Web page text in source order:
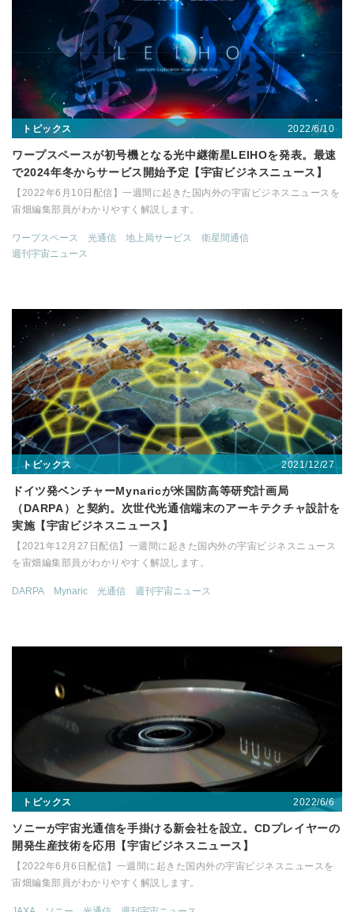
トピックス 2022/6/10
ワープスペースが初号機となる光中継衛星LEIHOを発表。最速
で2024年冬からサービス開始予定【宇宙ビジネスニュース】
【2022年6月10日配信】一週間に起きた国内外の宇宙ビジネスニュースを
宙畑編集部員がわかりやすく解説します。
ワープスペース 光通信 地上局サービス
衛星間通信
週刊宇宙ニュース
トピックス 2021/12/27
ドイツ発ベンチャーMynaricが米国防高等研究計画局
（DARPA）と契約。次世代光通信端末のアーキテクチャ設計を
実施【宇宙ビジネスニュース】
【2021年12月27日配信】一週間に起きた国内外の宇宙ビジネスニュース
を宙畑編集部員がわかりやすく解説します。
DARPA Mynaric 光通信 週刊宇宙ニュース
トピックス 2022/6/6
ソニーが宇宙光通信を手掛ける新会社を設立。CDプレイヤーの
開発生産技術を応用【宇宙ビジネスニュース】
【2022年6月6日配信】一週間に起きた国内外の宇宙ビジネスニュースを
宙畑編集部員がわかりやすく解説します。